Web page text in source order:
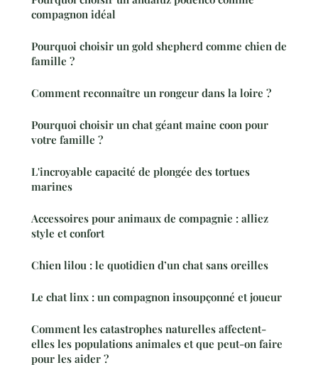
compagnon idéal
Pourquoi choisir un gold shepherd comme chien de
famille ?
Comment reconnaître un rongeur dans la loire ?
Pourquoi choisir un chat géant maine coon pour
votre famille ?
L'incroyable capacité de plongée des tortues
marines
Accessoires pour animaux de compagnie : alliez
style et confort
Chien lilou : le quotidien d’un chat sans oreilles
Le chat linx : un compagnon insoupçonné et joueur
Comment les catastrophes naturelles affectent-
elles les populations animales et que peut-on faire
pour les aider ?